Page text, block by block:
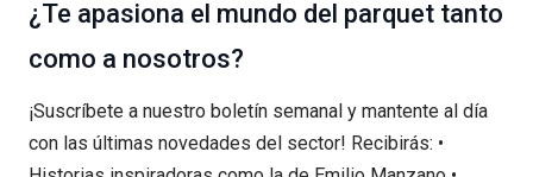
¿Te apasiona el mundo del parquet tanto
como a nosotros?
¡Suscríbete a nuestro boletín semanal y mantente al día
con las últimas novedades del sector! Recibirás: •